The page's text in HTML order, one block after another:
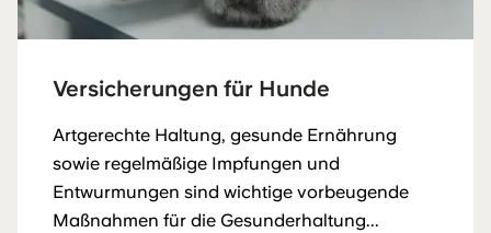
Versicherungen für Hunde
Artgerechte Haltung, gesunde Ernährung
sowie regelmäßige Impfungen und
Entwurmungen sind wichtige vorbeugende
Maßnahmen für die Gesunderhaltung...